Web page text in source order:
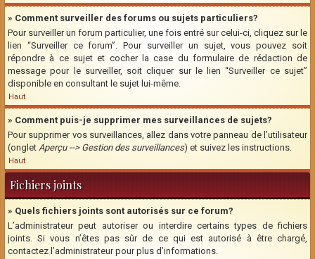
» Comment surveiller des forums ou sujets particuliers?
Pour surveiller un forum particulier, une fois entré sur celui-ci, cliquez sur le
lien “Surveiller ce forum”. Pour surveiller un sujet, vous pouvez soit
répondre à ce sujet et cocher la case du formulaire de rédaction de
message pour le surveiller, soit cliquer sur le lien “Surveiller ce sujet”
disponible en consultant le sujet lui-même.
Haut
» Comment puis-je supprimer mes surveillances de sujets?
Pour supprimer vos surveillances, allez dans votre panneau de l’utilisateur
(onglet Aperçu --> Gestion des surveillances) et suivez les instructions.
Haut
Fichiers joints
» Quels fichiers joints sont autorisés sur ce forum?
L’administrateur peut autoriser ou interdire certains types de fichiers
joints. Si vous n’êtes pas sûr de ce qui est autorisé à être chargé,
contactez l’administrateur pour plus d’informations.